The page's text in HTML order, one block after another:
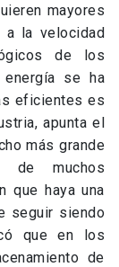
mayores
a la velocidad
de los
se ha
eficientes es
apunta el
más grande
de muchos
que haya una
seguir siendo
que en los
de